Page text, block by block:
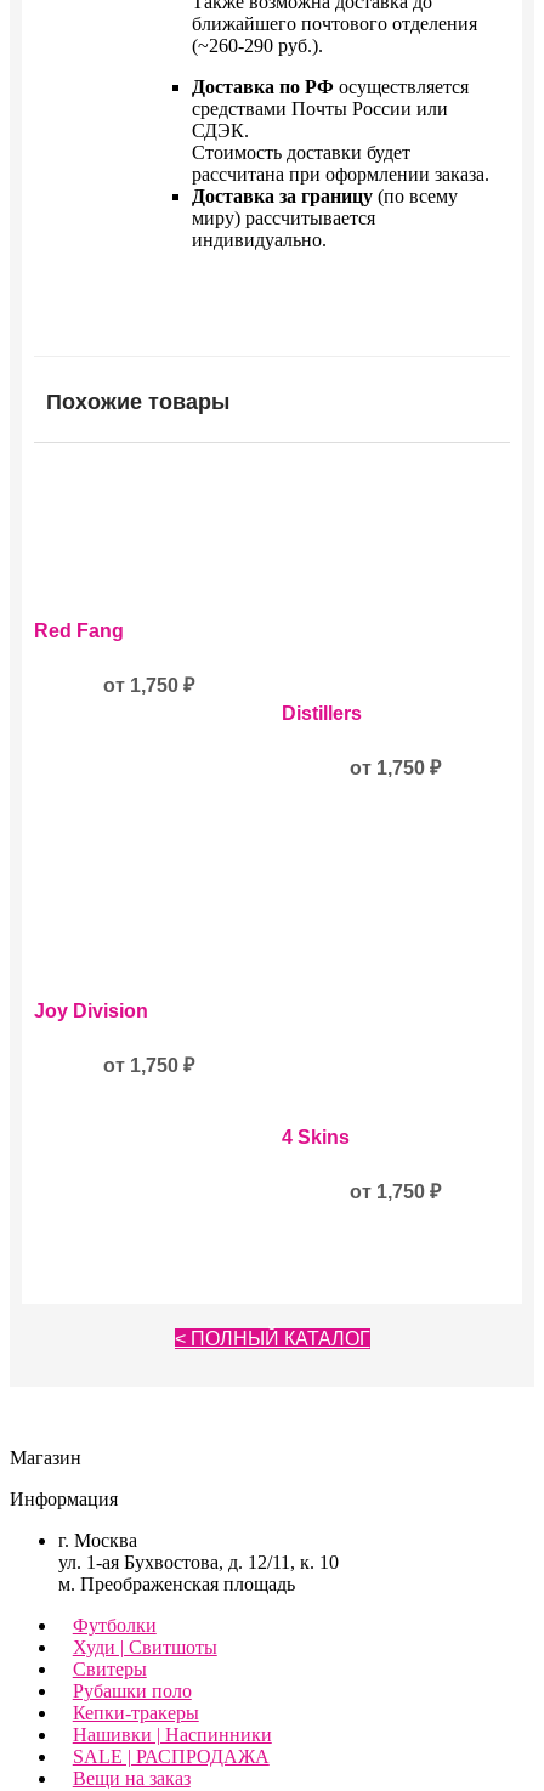
ближайшего почтового отделения
(~260-290 руб.).
Доставка по РФ осуществляется
средствами Почты России или
СДЭК.
Стоимость доставки будет
рассчитана при оформлении заказа.
Доставка за границу (по всему
миру) рассчитывается
индивидуально.
Похожие товары
Этот
товар
несколько
Red Fang
от 1,750 ₽
Этот
товар
несколько
Distillers
от 1,750₽
Этот
товар
несколько
Joy Division
от 1,750 ₽
Этот
товар
несколько
товара.
4 Skins
от 1,750₽
< ПОЛНЫЙ КАТАЛОГ
Магазин
Информация
г. Москва
ул. 1-ая Бухвостова, д. 12/11, к. 10
м. Преображенская площадь
Футболки
Худи | Свитшоты
Свитеры
Рубашки поло
Кепки-тракеры
Нашивки | Наспинники
SALE | РАСПРОДАЖА
Вещи на заказ